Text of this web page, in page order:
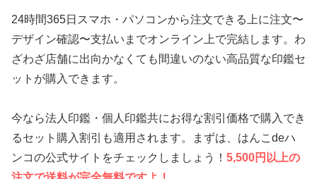
24時間365日スマホ・パソコンから注文できる上に注文〜
デザイン確認〜支払いまでオンライン上で完結します。わ
ざわざ店舗に出向かなくても間違いのない高品質な印鑑セ
ットが購入できます。
今なら法人印鑑・個人印鑑共にお得な割引価格で購入でき
るセット購入割引も適用されます。まずは、はんこdeハ
ンコの公式サイトをチェックしましょう！ 5,500円以上の